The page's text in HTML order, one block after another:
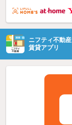
ニフティ不動産
賃貸アプリ